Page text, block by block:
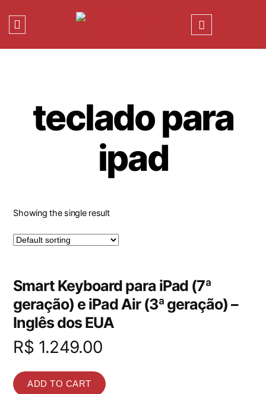
teclado para
ipad
Showing the single result
Smart Keyboard para iPad (7ª
geração) e iPad Air (3ª geração) –
Inglês dos EUA
R$ 1.249.00
ADD TO CART